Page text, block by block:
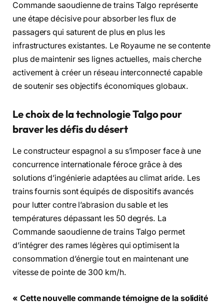
Commande saoudienne de trains Talgo représente
une étape décisive pour absorber les flux de
passagers qui saturent de plus en plus les
infrastructures existantes. Le Royaume ne se contente
plus de maintenir ses lignes actuelles, mais cherche
activement à créer un réseau interconnecté capable
de soutenir ses objectifs économiques globaux.
Le choix de la technologie Talgo pour
braver les défis du désert
Le constructeur espagnol a su s’imposer face à une
concurrence internationale féroce grâce à des
solutions d’ingénierie adaptées au climat aride. Les
trains fournis sont équipés de dispositifs avancés
pour lutter contre l’abrasion du sable et les
températures dépassant les 50 degrés. La
Commande saoudienne de trains Talgo permet
d’intégrer des rames légères qui optimisent la
consommation d’énergie tout en maintenant une
vitesse de pointe de 300 km/h.
« Cette nouvelle commande témoigne de la solidité